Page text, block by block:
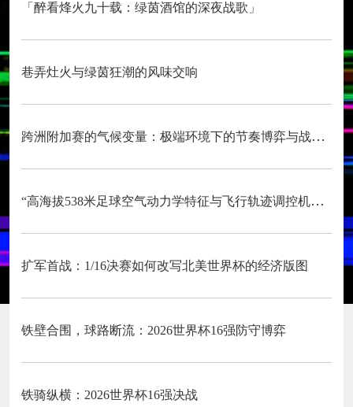
「醉看烽火九十载：绿茵酒馆的深夜战歌」
巷弄灶火与绿茵狂潮的风味交响
跨洲附加赛的气候变量：极端环境下的节奏博弈与战术自适应
“高海拔538米足球空气动力学特征与飞行轨迹调控机制——以2026世界杯BBVA球场为实证场景”
扩军首战：1/16决赛如何改写北美世界杯的经济版图
铁壁合围，球路断流：2026世界杯16强防守博弈
铁骑纵横：2026世界杯16强决战